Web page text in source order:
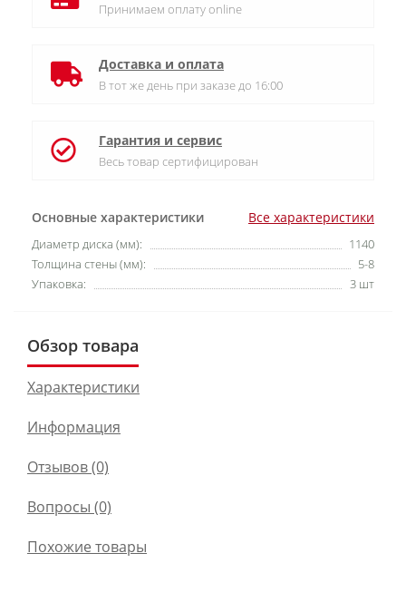
Основные характеристики Все характеристики
Диаметр диска (мм):
1140
Толщина стены (мм):
5-8
Упаковка:
3 шт
Принимаем оплату online
Доставка и оплата
В тот же день при заказе до 16:00
Гарантия и сервис
Весь товар сертифицирован
Обзор товара
Характеристики
Информация
Отзывов (0)
Вопросы (0)
Похожие товары